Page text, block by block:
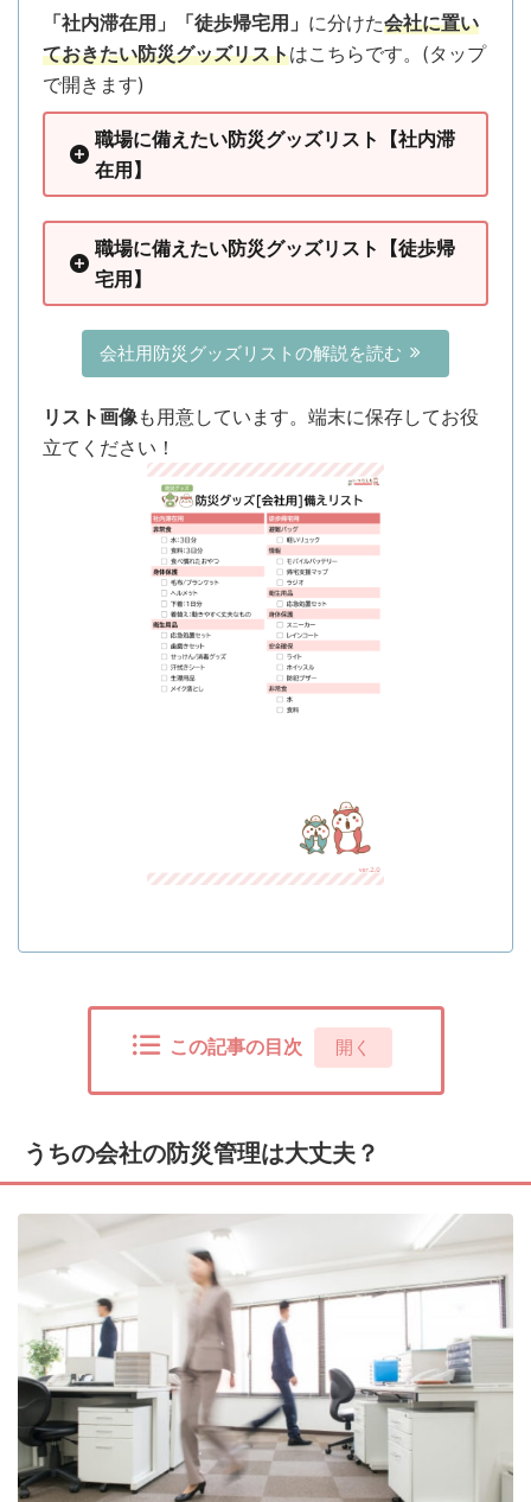
「社内滞在用」「徒歩帰宅用」 に分けた会社に置い
ておきたい防災グッズリストはこちらです。(タップ
で開きます)
職場に備えたい防災グッズリスト【社内滞
在用】
職場に備えたい防災グッズリスト【徒歩帰
宅用】
会社用防災グッズリストの解説を読む
リスト画像も用意しています。端末に保存してお役
立てください！
この記事の目次 開く
うちの会社の防災管理は大丈夫？